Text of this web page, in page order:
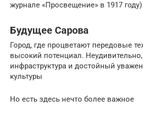
журнале «Просвещение» в 1917 году)
Будущее Сарова
Город, где процветают передовые
высокий потенциал.
инфраструктура и достойный
культуры
Но есть здесь нечто более важное